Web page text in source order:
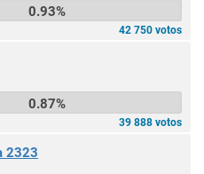
0.93%
42 750 votos
0.87%
39 888 votos
2323